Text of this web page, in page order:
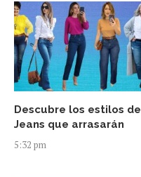
Descubre los estilos de
Jeans que arrasarán
5:32 pm